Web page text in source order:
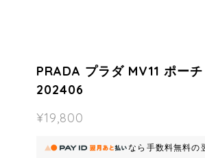
PRADA プラダ MV11 ポー
202406
¥19,800
なら 手数料無料の